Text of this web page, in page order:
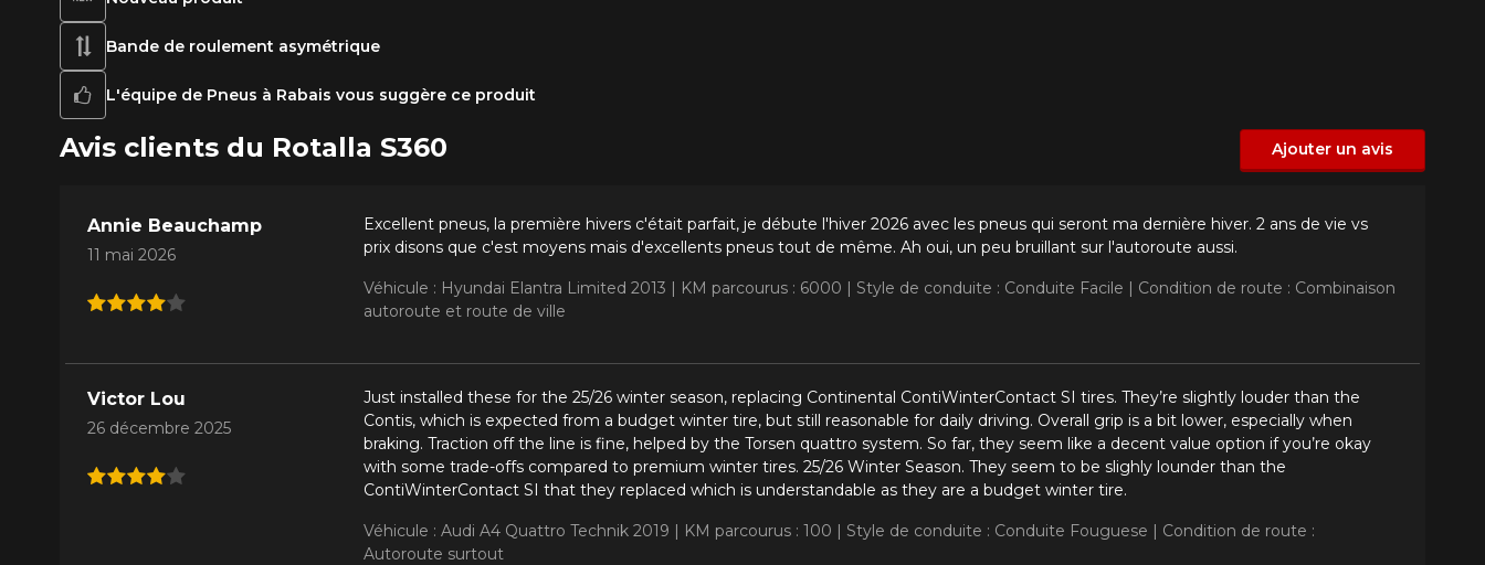
Bande de roulement asymétrique
L'équipe de Pneus à Rabais vous suggère ce produit
Avis clients du Rotalla S360 Ajouter un avis
Annie Beauchamp
11 mai 2026
Excellent pneus, la première hivers c'était parfait, je débute l'hiver 2026 avec les pneus qui seront ma dernière hiver. 2 ans de vie vs
prix disons que c'est moyens mais d'excellents pneus tout de même. Ah oui, un peu bruillant sur l'autoroute aussi.
Véhicule : Hyundai Elantra Limited 2013 | KM parcourus : 6000 | Style de conduite : Conduite Facile | Condition de route : Combinaison
autoroute et route de ville
Victor Lou
26 décembre 2025
Just installed these for the 25/26 winter season, replacing Continental ContiWinterContact SI tires. They’re slightly louder than the
Contis, which is expected from a budget winter tire, but still reasonable for daily driving. Overall grip is a bit lower, especially when
braking. Traction off the line is fine, helped by the Torsen quattro system. So far, they seem like a decent value option if you’re okay
with some trade-offs compared to premium winter tires. 25/26 Winter Season. They seem to be slighly lounder than the
ContiWinterContact SI that they replaced which is understandable as they are a budget winter tire.
Véhicule : Audi A4 Quattro Technik 2019 | KM parcourus : 100 | Style de conduite : Conduite Fouguese | Condition de route :
Autoroute surtout